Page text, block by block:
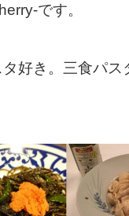
です。
好き。三食パス